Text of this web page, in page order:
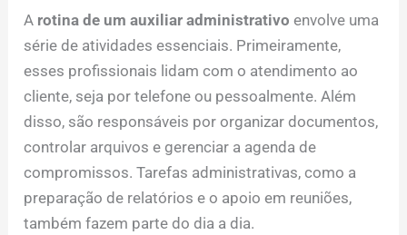
A rotina de um auxiliar administrativo envolve uma
série de atividades essenciais. Primeiramente,
esses profissionais lidam com o atendimento ao
cliente, seja por telefone ou pessoalmente. Além
disso, são responsáveis por organizar documentos,
controlar arquivos e gerenciar a agenda de
compromissos. Tarefas administrativas, como a
preparação de relatórios e o apoio em reuniões,
também fazem parte do dia a dia.